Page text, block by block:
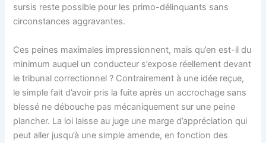
sursis reste possible pour les primo-délinquants sans
circonstances aggravantes.
Ces peines maximales impressionnent, mais qu’en est-il du
minimum auquel un conducteur s’expose réellement devant
le tribunal correctionnel ? Contrairement à une idée reçue,
le simple fait d’avoir pris la fuite après un accrochage sans
blessé ne débouche pas mécaniquement sur une peine
plancher. La loi laisse au juge une marge d’appréciation qui
peut aller jusqu’à une simple amende, en fonction des